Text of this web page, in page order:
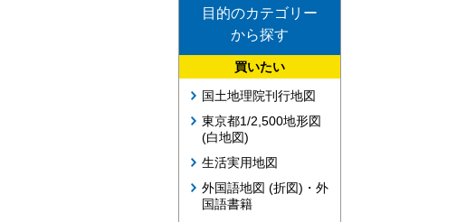
目的のカテゴリー
から探す
買いたい
国土地理院刊行地図
東京都1/2,500地形図
(白地図)
生活実用地図
外国語地図 (折図)・外
国語書籍